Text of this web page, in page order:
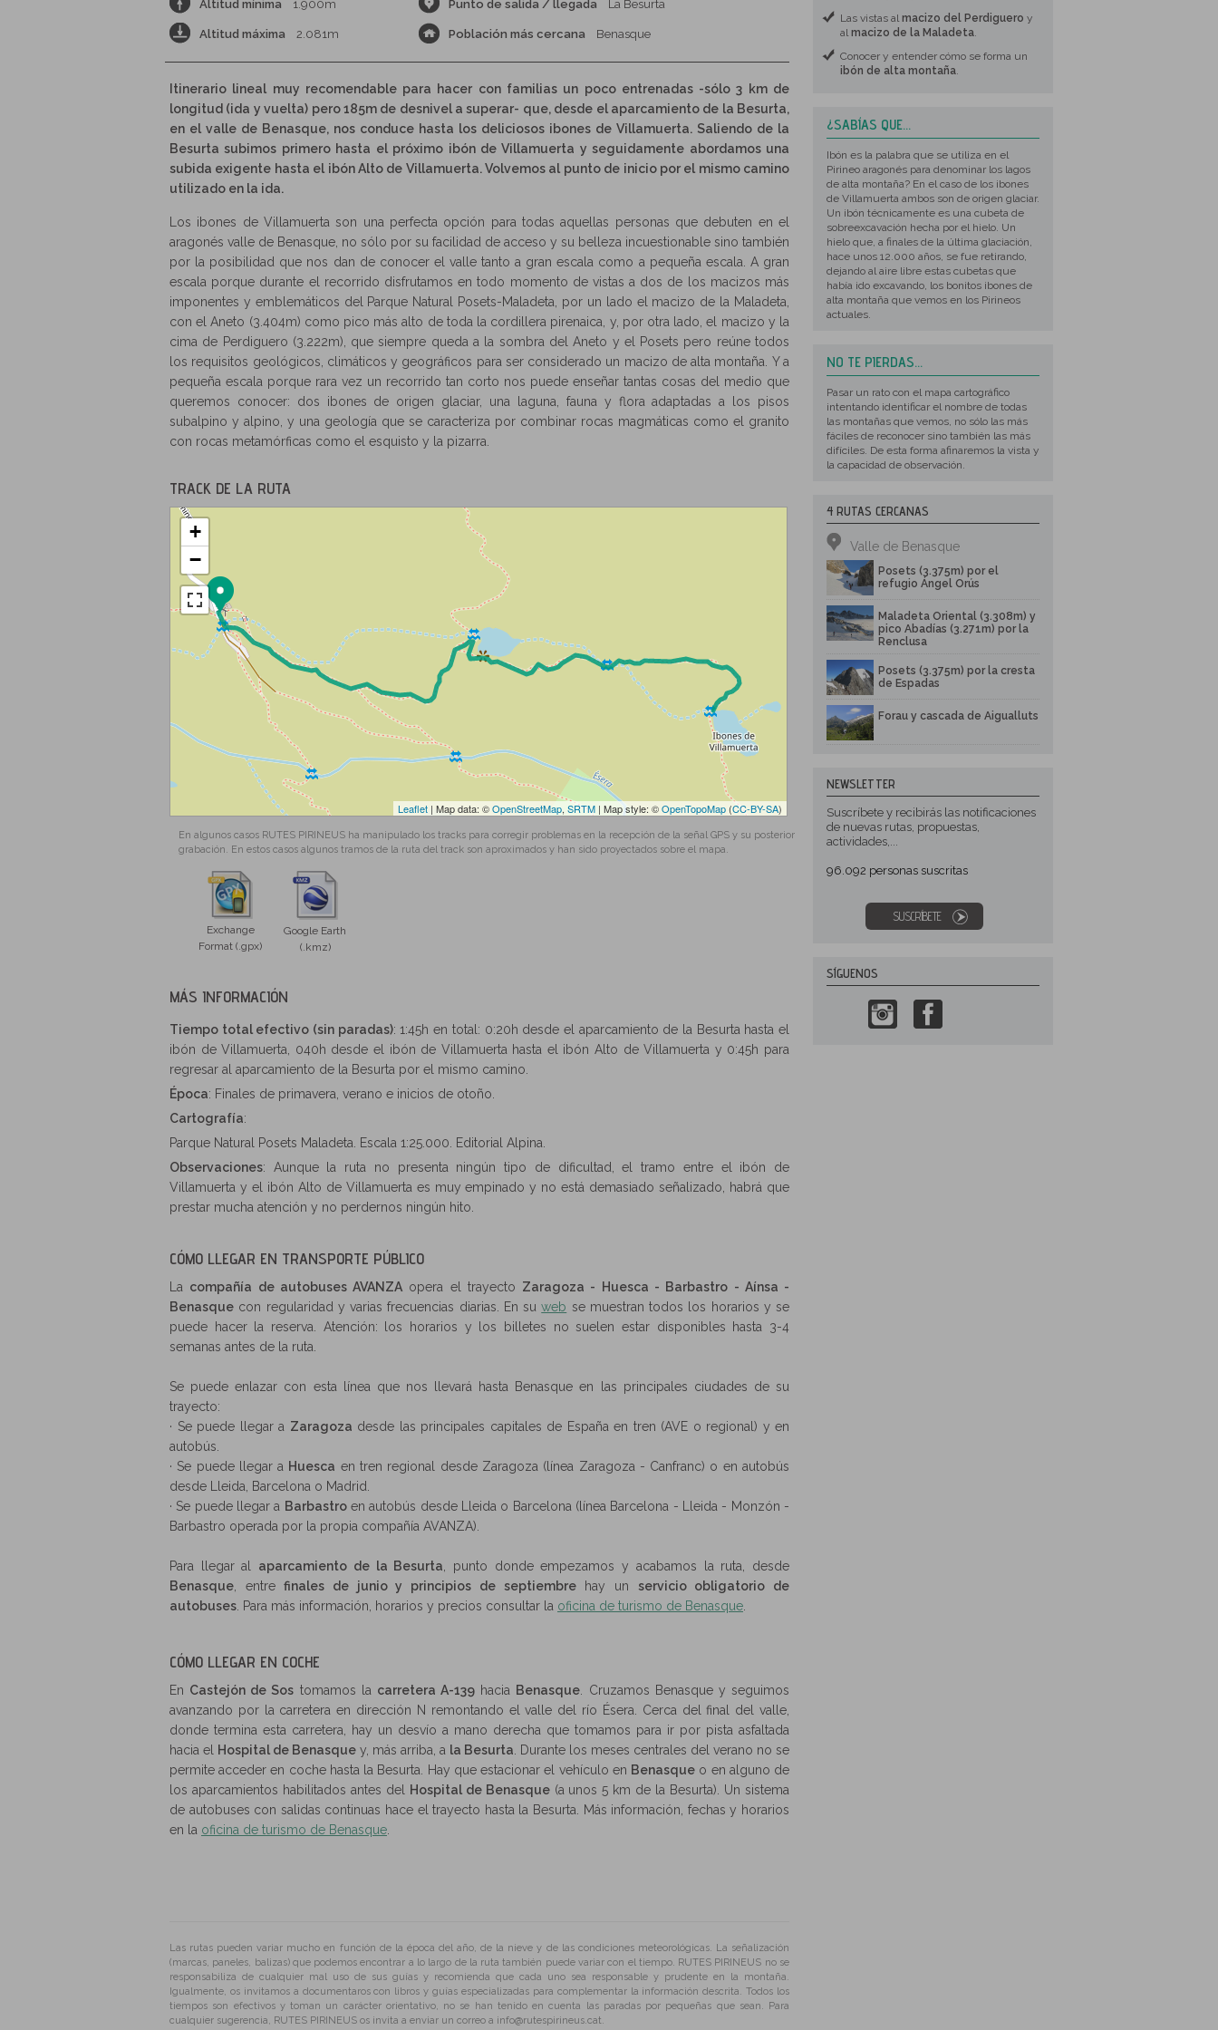
Altitud mínima 1.900m Punto de salida / llegada La Besurta
Altitud máxima 2.081m Población más cercana Benasque
Itinerario lineal muy recomendable para hacer con familias un poco entrenadas -sólo 3 km de
longitud (ida y vuelta) pero 185m de desnivel a superar- que, desde el aparcamiento de la Besurta,
en el valle de Benasque, nos conduce hasta los deliciosos ibones de Villamuerta. Saliendo de la
Besurta subimos primero hasta el próximo ibón de Villamuerta y seguidamente abordamos una
subida exigente hasta el ibón Alto de Villamuerta. Volvemos al punto de inicio por el mismo camino
utilizado en la ida.
Los ibones de Villamuerta son una perfecta opción para todas aquellas personas que debuten en el
aragonés valle de Benasque, no sólo por su facilidad de acceso y su belleza incuestionable sino también
por la posibilidad que nos dan de conocer el valle tanto a gran escala como a pequeña escala. A gran
escala porque durante el recorrido disfrutamos en todo momento de vistas a dos de los macizos más
imponentes y emblemáticos del Parque Natural Posets-Maladeta, por un lado el macizo de la Maladeta,
con el Aneto (3.404m) como pico más alto de toda la cordillera pirenaica, y, por otra lado, el macizo y la
cima de Perdiguero (3.222m), que siempre queda a la sombra del Aneto y el Posets pero reúne todos
los requisitos geológicos, climáticos y geográficos para ser considerado un macizo de alta montaña. Y a
pequeña escala porque rara vez un recorrido tan corto nos puede enseñar tantas cosas del medio que
queremos conocer: dos ibones de origen glaciar, una laguna, fauna y flora adaptadas a los pisos
subalpino y alpino, y una geología que se caracteriza por combinar rocas magmáticas como el granito
con rocas metamórficas como el esquisto y la pizarra.
TRACK DE LA RUTA
+
−
Leaflet | Map data: ©OpenStreetMap, SRTM | Map style: ©OpenTopoMap (CC-BY-SA)
En algunos casos RUTES PIRINEUS ha manipulado los tracks para corregir problemas en la recepción de la señal GPS y su posterior
grabación. En estos casos algunos tramos de la ruta del track son aproximados y han sido proyectados sobre el mapa.
Exchange
Format (.gpx)
Google Earth
(.kmz)
MÁS INFORMACIÓN
Tiempo total efectivo (sin paradas): 1:45h en total: 0:20h desde el aparcamiento de la Besurta hasta el
ibón de Villamuerta, 040h desde el ibón de Villamuerta hasta el ibón Alto de Villamuerta y 0:45h para
regresar al aparcamiento de la Besurta por el mismo camino.
Época: Finales de primavera, verano e inicios de otoño.
Cartografía:
Parque Natural Posets Maladeta. Escala 1:25.000. Editorial Alpina.
Observaciones: Aunque la ruta no presenta ningún tipo de dificultad, el tramo entre el ibón de
Villamuerta y el ibón Alto de Villamuerta es muy empinado y no está demasiado señalizado, habrá que
prestar mucha atención y no perdernos ningún hito.
CÓMO LLEGAR EN TRANSPORTE PÚBLICO
La compañía de autobuses AVANZA opera el trayecto Zaragoza - Huesca - Barbastro - Aínsa -
Benasque con regularidad y varias frecuencias diarias. En suweb se muestran todos los horarios y se
puede hacer la reserva. Atención: los horarios y los billetes no suelen estar disponibles hasta 3-4
semanas antes de la ruta.
Se puede enlazar con esta línea que nos llevará hasta Benasque en las principales ciudades de su
trayecto:
· Se puede llegar a Zaragoza desde las principales capitales de España en tren (AVE o regional) y en
autobús.
· Se puede llegar a Huesca en tren regional desde Zaragoza (línea Zaragoza - Canfranc) o en autobús
desde Lleida, Barcelona o Madrid.
· Se puede llegar a Barbastroen autobús desde Lleida o Barcelona (línea Barcelona - Lleida - Monzón -
Barbastro operada por la propia compañía AVANZA).
Para llegar al aparcamiento de la Besurta , punto donde empezamos y acabamos la ruta, desde
Benasque , entrefinales de junio y principios de septiembrehay un servicio obligatorio de
autobuses . Para más información, horarios y precios consultar la oficina de turismo de Benasque
CÓMO LLEGAR EN COCHE
En Castejón de Sos tomamos la carretera A-139 hacia Benasque . Cruzamos Benasque y seguimos
avanzando por la carretera en dirección N remontando el valle del río Ésera. Cerca del final del valle,
donde termina esta carretera, hay un desvío a mano derecha que tomamos para ir por pista asfaltada
hacia el
Hospital de Benasque y, más arriba, a la Besurta . Durante los meses centrales del verano no se
permite acceder en coche hasta la Besurta. Hay que estacionar el vehículo en Benasque o en alguno de
los aparcamientos habilitados antes del
Hospital de Benasque(a unos 5 km de la Besurta). Un sistema
de autobuses con salidas continuas hace el trayecto hasta la Besurta. Más información, fechas y horarios
en la oficina de turismo de Benasque
Las rutas pueden variar mucho en función de la época del año, de la nieve y de las condiciones meteorológicas. La señalización
(marcas, paneles, balizas) que podemos encontrar a lo largo de la ruta también puede variar con el tiempo. RUTES PIRINEUS no se
responsabiliza de cualquier mal uso de sus guías y recomienda que cada uno sea responsable y prudente en la montaña.
Igualmente, os invitamos a documentaros con libros y guías especializadas para complementar la información descrita. Todos los
tiempos son efectivos y toman un carácter orientativo, no se han tenido en cuenta las paradas por pequeñas que sean. Para
cualquier sugerencia, RUTES PIRINEUS os invita a enviar un correo a info@rutespirineus.cat.
Las vistas almacizo del Perdiguero y
almacizo de la Maladeta.
Conocer y entender cómo se forma un
ibón de alta montaña.
¿SABÍAS QUE...
Ibón es la palabra que se utiliza en el
Pirineo aragonés para denominar los lagos
de alta montaña? En el caso de los ibones
de Villamuerta ambos son de origen glaciar.
Un ibón técnicamente es una cubeta de
sobreexcavación hecha por el hielo. Un
hielo que, a finales de la última glaciación,
hace unos 12.000 años, se fue retirando,
dejando al aire libre estas cubetas que
había ido excavando, los bonitos ibones de
alta montaña que vemos en los Pirineos
actuales.
NO TE PIERDAS...
Pasar un rato con el mapa cartográfico
intentando identificar el nombre de todas
las montañas que vemos, no sólo las más
fáciles de reconocer sino también las más
difíciles. De esta forma afinaremos la vista y
la capacidad de observación.
4 RUTAS CERCANAS
Valle de Benasque
Posets (3.375m) por el
refugio Ángel Orús
Maladeta Oriental (3.308m) y
pico Abadías (3.271m) por la
Renclusa
Posets (3.375m) por la cresta
de Espadas
Forau y cascada de Aigualluts
NEWSLETTER
Suscríbete y recibirás las notificaciones
de nuevas rutas, propuestas,
actividades,...
96.092 personas suscritas
SUSCRÍBETE
SÍGUENOS